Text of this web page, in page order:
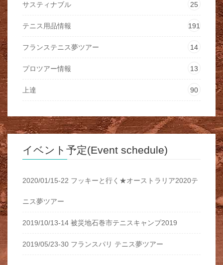
サスティナブル 25
テニス用品情報 191
フランステニス夢ツアー 14
プロツアー情報 13
上達 90
イベント予定(Event schedule)
2020/01/15-22 フッキーと行く★オーストラリア2020テ
ニス夢ツアー
2019/10/13-14 被災地石巻市テニスキャンプ2019
2019/05/23-30 フランスパリ テニス夢ツアー